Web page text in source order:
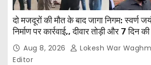
दो मजदूरों की मौत के बाद जागा निगम: स्वर्ण
निर्माण पर कार्रवाई,, दीवार तोड़ी और 7 दिन
Aug 8, 2026
Lokesh War
Editor